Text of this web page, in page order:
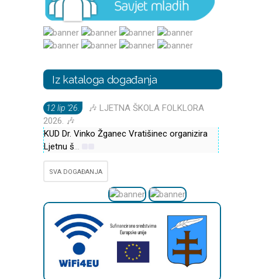
Iz kataloga događanja
12 lip '26.
🎶 LJETNA ŠKOLA FOLKLORA
2026. 🎶
KUD Dr. Vinko Žganec Vratišinec organizira
Ljetnu š...
SVA DOGAĐANJA